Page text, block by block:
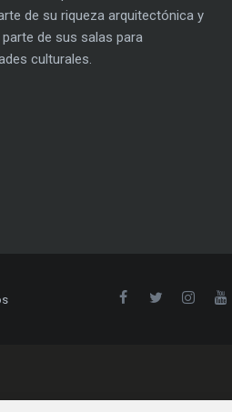
de su riqueza arquitectónica y
de sus salas para
culturales.